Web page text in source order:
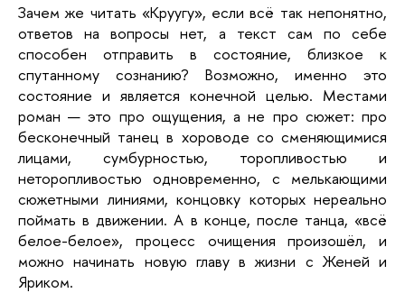
Зачем же читать «Круугу», если всё так непонятно,
ответов на вопросы нет, а текст сам по себе
способен отправить в состояние, близкое к
спутанному сознанию? Возможно, именно это
состояние и является конечной целью. Местами
роман — это про ощущения, а не про сюжет: про
бесконечный танец в хороводе со сменяющимися
лицами, сумбурностью, торопливостью и
неторопливостью одновременно, с мелькающими
сюжетными линиями, концовку которых нереально
поймать в движении. А в конце, после танца, «всё
белое-белое», процесс очищения произошёл, и
можно начинать новую главу в жизни с Женей и
Яриком.